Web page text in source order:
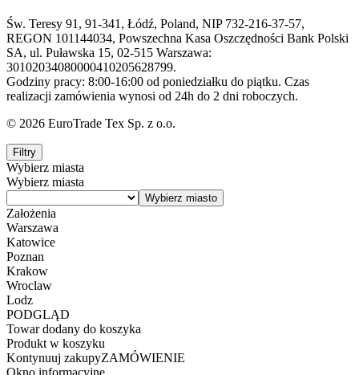
Św. Teresy 91, 91-341, Łódź, Poland, NIP 732-216-37-57,
REGON 101144034, Powszechna Kasa Oszczędności Bank Polski
SA, ul. Puławska 15, 02-515 Warszawa:
30102034080000410205628799.
Godziny pracy: 8:00-16:00 od poniedziałku do piątku. Czas
realizacji zamówienia wynosi od 24h do 2 dni roboczych.
© 2026 EuroTrade Tex Sp. z o.o.
Filtry
Wybierz miasta
Wybierz miasta
Założenia
Warszawa
Katowice
Poznan
Krakow
Wroclaw
Lodz
PODGLĄD
Towar dodany do koszyka
Produkt w koszyku
Kontynuuj zakupyZAMÓWIENIE
Okno informacyjne